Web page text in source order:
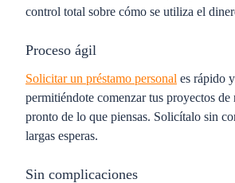
control total sobre cómo se utiliza el
Proceso ágil
Solicitar un préstamo personal es rápido
permitiéndote comenzar tus proyectos de
pronto de lo que piensas. Solicítalo sin
largas esperas.
Sin complicaciones